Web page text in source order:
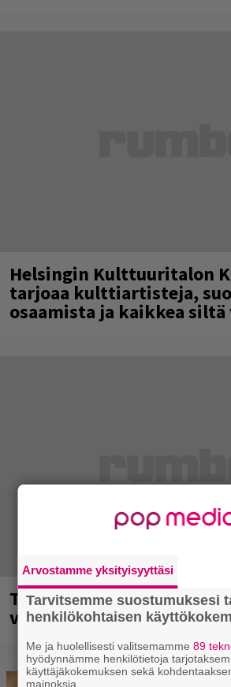
Helsingin Kulttuuritalon
tarjoaa kulttiartisteja,
osaamista ja kaikkea
Tampere City Festivalia
viikonloppuna
Arvostamme yksityisyyttäsi
Tarvitsemme suostumuksesi
henkilökohtaisen
Me ja huolellisesti valitsemamme 89
hyödynnämme henkilötietoja
käyttäjäkokemuksen sekä
mainoksia.